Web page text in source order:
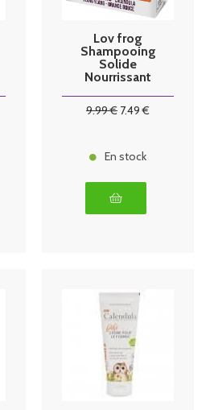
Lov frog
Shampooing
Solide
Nourrissant
9.99€ 7.49 €
En stock